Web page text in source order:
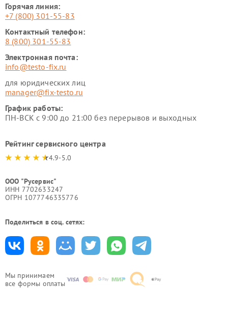
Мы принимаем
все формы оплаты
Горячая линия:
+7 (800) 301-55-83
Контактный телефон:
8 (800) 301-55-83
Электронная почта:
info@testo-fix.ru
для юридических лиц
manager@fix-testo.ru
График работы:
ПН-ВСК с 9:00 до 21:00 без перерывов и выходных
Рейтинг сервисного центра
4.9-5.0
ООО "Русервис"
ИНН 7702633247
ОГРН 1077746335776
Поделиться в соц. сетях: